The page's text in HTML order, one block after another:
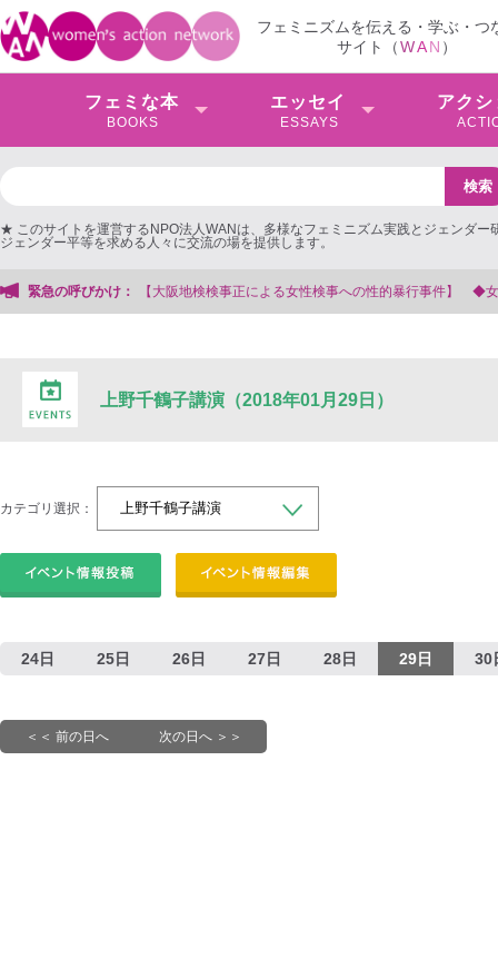
フェミニズムを伝える・学ぶ・つ
サイト（WAN ）
フェミな本
BOOKS
エッセイ
ESSAYS
アクシ
★ このサイトを運営するNPO法人WANは、多様なフェミニズム実践とジェンダー
ジェンダー平等を求める人々に交流の場を提供します。
緊急の呼びかけ：
【大阪地検検事正による女性検事への性的暴行事件】 ◆女性検事を支援す
上野千鶴子講演（2018年01月29日）
カテゴリ選択：
24日 25日 26日 27日 28日 29日 30
＜＜ 前の日へ 次の日へ ＞＞